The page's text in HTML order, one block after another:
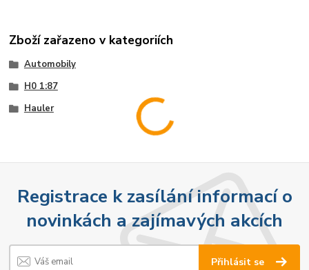
Zboží zařazeno v kategoriích
Automobily
H0 1:87
Hauler
Registrace k zasílání informací o
novinkách a zajímavých akcích
Přihlásit se